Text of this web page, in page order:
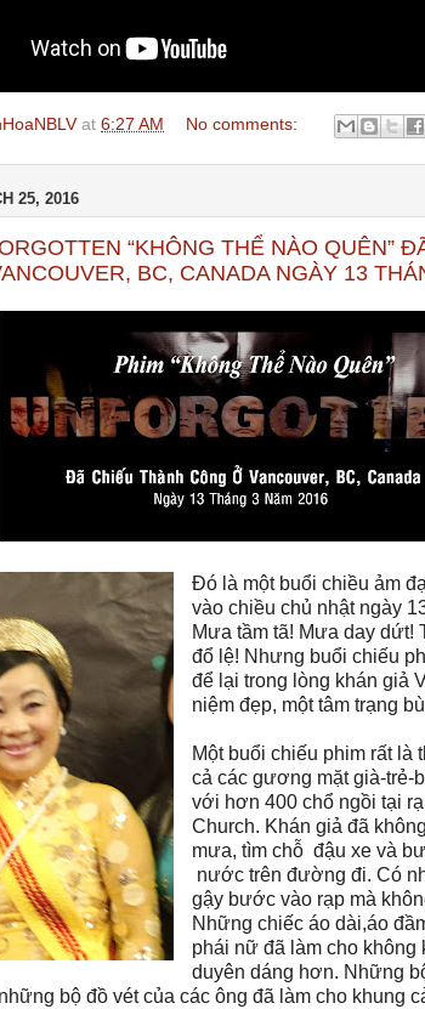
at 6:27 AM No comments:
25, 2016
“KHÔNG THỂ NÀO QUÊN”
BC, CANADA NGÀY 13
Đó là một buổi chiều ảm
vào chiều chủ nhật ngày
Mưa tầm tã! Mưa day dứt!
đổ lệ! Nhưng buổi chiếu
để lại trong lòng khán giả
niệm đẹp, một tâm trạng
Một buổi chiếu phim rất là
cả các gương mặt già-trẻ-
với hơn 400 chổ ngồi tại
Church. Khán giả đã
mưa, tìm chỗ đậu xe và
nước trên đường đi. Có
gậy bước vào rạp mà
Những chiếc áo dài,áo
phái nữ đã làm cho không
duyên dáng hơn. Những
bộ đồ vét của các ông đã làm cho khung